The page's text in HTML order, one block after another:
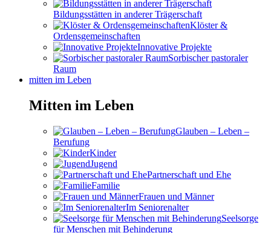
Bildungsstätten in anderer Trägerschaft
Klöster &
Ordensgemeinschaften
Innovative Projekte
Sorbischer pastoraler
Raum
mitten im Leben
Mitten im Leben
Glauben – Leben –
Berufung
Kinder
Jugend
Partnerschaft und Ehe
Familie
Frauen und Männer
Im Seniorenalter
Seelsorge
für Menschen mit Behinderung